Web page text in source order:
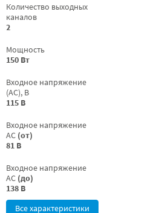
Количество выходных
каналов
2
Мощность
150 Вт
Входное напряжение
(AC), В
115 В
Входное напряжение
AC (от)
81 В
Входное напряжение
AC (до)
138 В
Все характеристики